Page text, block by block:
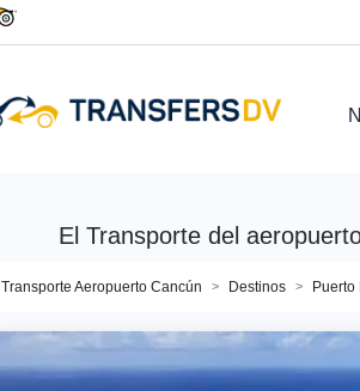
El Transporte del
Transporte Aeropuerto Cancún Destinos Puerto